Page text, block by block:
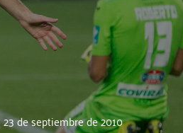
de septiembre de 2010